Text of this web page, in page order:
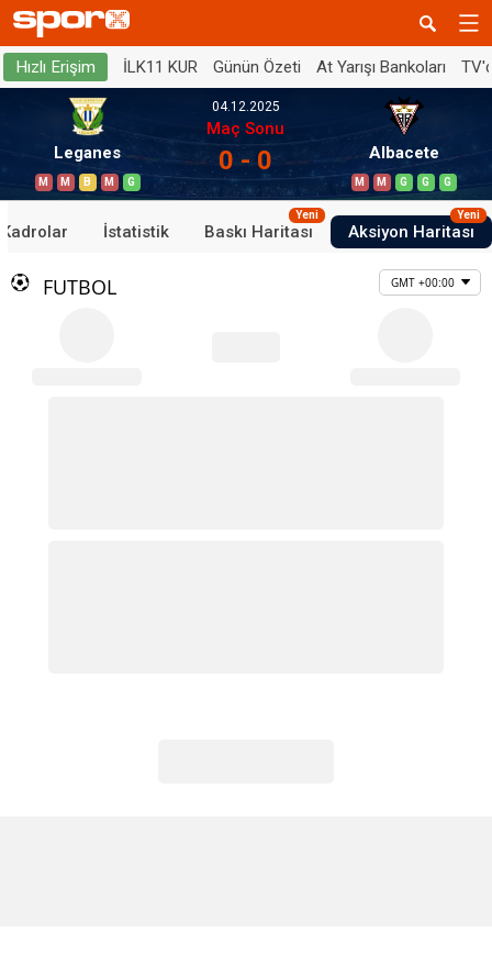
Hızlı Erişim İLK11 KUR Günün Özeti At Yarışı Bankoları
Leganes
M M B M G
04.12.2025
Maç Sonu
0 - 0 Albacete
M M G G G
Kadrolar İstatistik Baskı Haritası
Yeni
Aksiyon Haritası
Yeni
FUTBOL GMT +00:00